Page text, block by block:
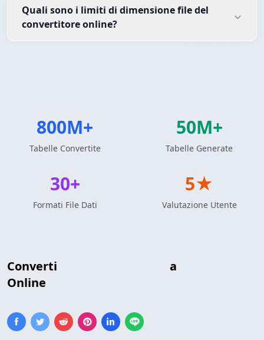
Converti a
Online
Quali sono i limiti di dimensione file del
convertitore online?
800M+
Tabelle Convertite
50M+
Tabelle Generate
30+
Formati File Dati
5★
Valutazione Utente